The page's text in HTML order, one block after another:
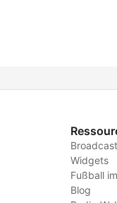
Widgets
Fußball
Blog